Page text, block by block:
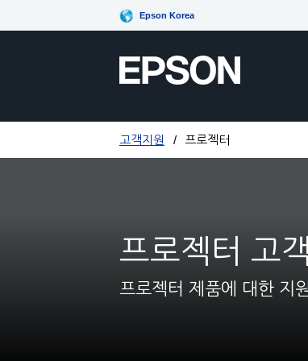
Epson Korea
고객지원 프로젝터
프로젝터 고
프로젝터 제품에 대한 지